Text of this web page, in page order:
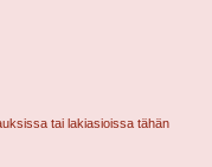
tai lakiasioissa tähän